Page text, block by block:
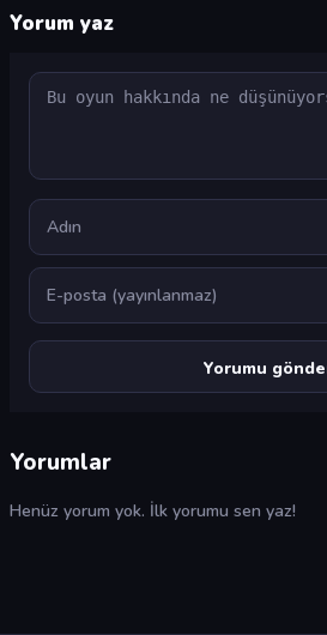
Yorum yaz
Yorum
Ad
E-posta
Yorumlar
Henüz yorum yok. İlk yorumu sen yaz!